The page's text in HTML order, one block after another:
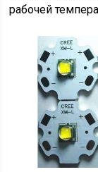
рабочей